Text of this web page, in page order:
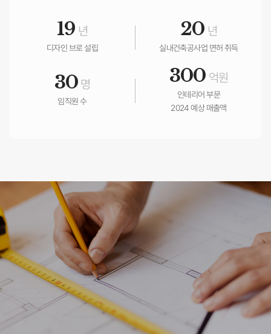
19 년
디자인 브로 설립
20 년
실내건축공사업 면허 취득
30 명
임직원 수
300 억원
인테리어 부문
2024 예상 매출액